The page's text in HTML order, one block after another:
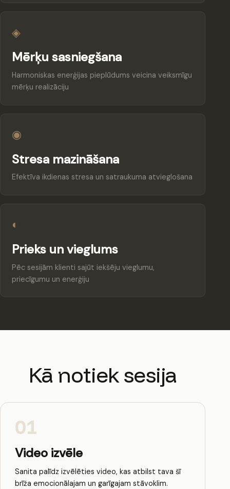
◈
Mērķu sasniegšana
Harmoniskas enerģijas pieplūdums veicina veiksmīgu
mērķu realizāciju
◉
Stresa mazināšana
Efektīva ikdienas stresa un satraukuma atvieglošana
◐
Prieks un vieglums
Pēc sesijām klienti sajūt iekšēju vieglumu,
priecīgumu un enerģiju
Kā notiek sesija
01
Video izvēle
Sanita palīdz izvēlēties video, kas atbilst tava šī
brīža emocionālajam un garīgajam stāvoklim.